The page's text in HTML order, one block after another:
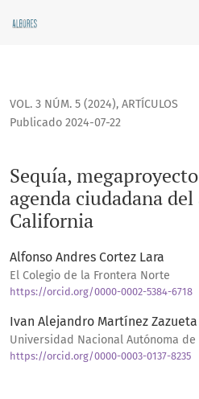
Sequía, megaproyecto
VOL. 3 NÚM. 5 (2024), ARTÍCULOS
Sequía,
agenda ciudadana
California
Publicado 2024-07-22
Alfonso Andres Cortez Lara
El Colegio de la Frontera Norte
https://orcid.org/0000-0002-5384-6718
Ivan Alejandro Martínez Zazueta
Universidad Nacional Autónoma de
https://orcid.org/0000-0003-0137-8235